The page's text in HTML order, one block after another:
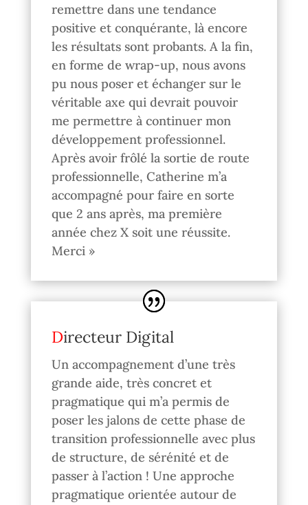
remettre dans une tendance
positive et conquérante, là encore
les résultats sont probants. A la fin,
en forme de wrap-up, nous avons
pu nous poser et échanger sur le
véritable axe qui devrait pouvoir
me permettre à continuer mon
développement professionnel.
Après avoir frôlé la sortie de route
professionnelle, Catherine m’a
accompagné pour faire en sorte
que 2 ans après, ma première
année chez X soit une réussite.
Merci »
Directeur Digital
Un accompagnement d’une très
grande aide, très concret et
pragmatique qui m’a permis de
poser les jalons de cette phase de
transition professionnelle avec plus
de structure, de sérénité et de
passer à l’action ! Une approche
pragmatique orientée autour de